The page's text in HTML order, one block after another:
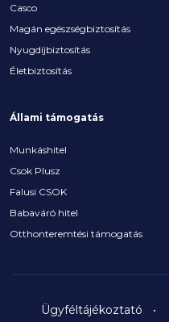
Casco
Magán egészségbiztosítás
Nyugdíjbiztosítás
Életbiztosítás
Állami támogatás
Munkáshitel
Csok Plusz
Falusi CSOK
Babaváró hitel
Otthonteremtési támogatás
Ügyféltájékoztató